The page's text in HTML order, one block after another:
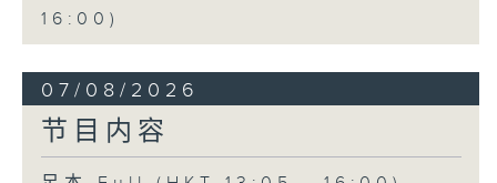
16:00)
07/08/2026
节目内容